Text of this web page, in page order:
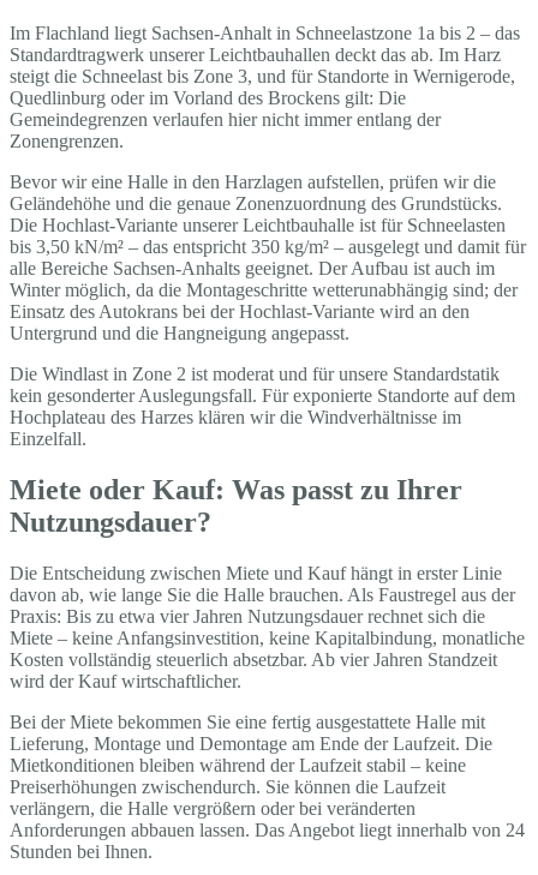
Im Flachland liegt Sachsen-Anhalt in Schneelastzone 1a bis 2 – das
Standardtragwerk unserer Leichtbauhallen deckt das ab. Im Harz
steigt die Schneelast bis Zone 3, und für Standorte in Wernigerode,
Quedlinburg oder im Vorland des Brockens gilt: Die
Gemeindegrenzen verlaufen hier nicht immer entlang der
Zonengrenzen.
Bevor wir eine Halle in den Harzlagen aufstellen, prüfen wir die
Geländehöhe und die genaue Zonenzuordnung des Grundstücks.
Die Hochlast-Variante unserer Leichtbauhalle ist für Schneelasten
bis 3,50 kN/m² – das entspricht 350 kg/m² – ausgelegt und damit für
alle Bereiche Sachsen-Anhalts geeignet. Der Aufbau ist auch im
Winter möglich, da die Montageschritte wetterunabhängig sind; der
Einsatz des Autokrans bei der Hochlast-Variante wird an den
Untergrund und die Hangneigung angepasst.
Die Windlast in Zone 2 ist moderat und für unsere Standardstatik
kein gesonderter Auslegungsfall. Für exponierte Standorte auf dem
Hochplateau des Harzes klären wir die Windverhältnisse im
Einzelfall.
Miete oder Kauf: Was passt zu Ihrer
Nutzungsdauer?
Die Entscheidung zwischen Miete und Kauf hängt in erster Linie
davon ab, wie lange Sie die Halle brauchen. Als Faustregel aus der
Praxis: Bis zu etwa vier Jahren Nutzungsdauer rechnet sich die
Miete – keine Anfangsinvestition, keine Kapitalbindung, monatliche
Kosten vollständig steuerlich absetzbar. Ab vier Jahren Standzeit
wird der Kauf wirtschaftlicher.
Bei der Miete bekommen Sie eine fertig ausgestattete Halle mit
Lieferung, Montage und Demontage am Ende der Laufzeit. Die
Mietkonditionen bleiben während der Laufzeit stabil – keine
Preiserhöhungen zwischendurch. Sie können die Laufzeit
verlängern, die Halle vergrößern oder bei veränderten
Anforderungen abbauen lassen. Das Angebot liegt innerhalb von 24
Stunden bei Ihnen.